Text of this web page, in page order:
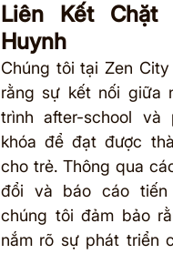
Liên Kết Chặt
Huynh
Chúng tôi tại Zen
rằng sự kết nối giữa
trình after-school và
khóa để đạt được
cho trẻ. Thông qua
đổi và báo cáo tiến
chúng tôi đảm bảo
nắm rõ sự phát triển